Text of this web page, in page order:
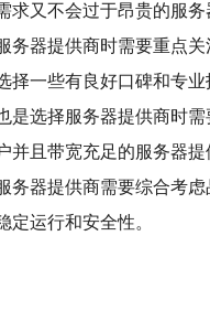
求又不会过于昂贵的服
务器提供商时需要重点
择一些有良好口碑和专
是选择服务器提供商时
并且带宽充足的服务器提
务器提供商需要综合考
定运行和安全性。